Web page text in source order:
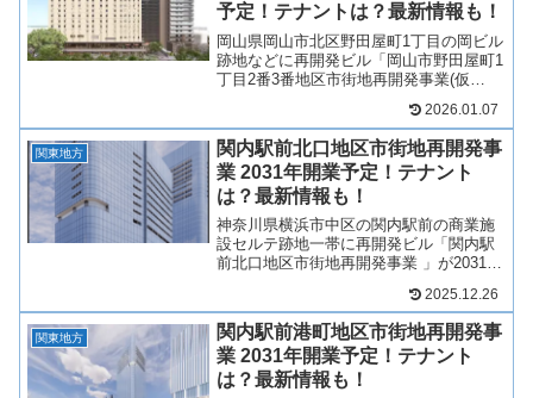
予定！テナントは？最新情報も！
岡山県岡山市北区野田屋町1丁目の岡ビル
跡地などに再開発ビル「岡山市野田屋町1
丁目2番3番地区市街地再開発事業(仮
やホテルを中心に低層階は商業施設がで
き、様々なジャンルの複数店舗が出店予
定！そんな、岡...
2026.01.07
関東地方
関内駅前北口地区市街地再開発事
業 2031年開業予定！テナント
は？最新情報も！
神奈川県横浜市中区の関内駅前の商業施
設セルテ跡地一帯に再開発ビル「関内駅
前北口地区市街地再開発事業 」が2031年
デンス、商業施設となり、店舗が複数出
店予定！旧横浜市庁舎とともに中心市街
地の一等地としてと...
2025.12.26
関東地方
関内駅前港町地区市街地再開発事
業 2031年開業予定！テナント
は？最新情報も！